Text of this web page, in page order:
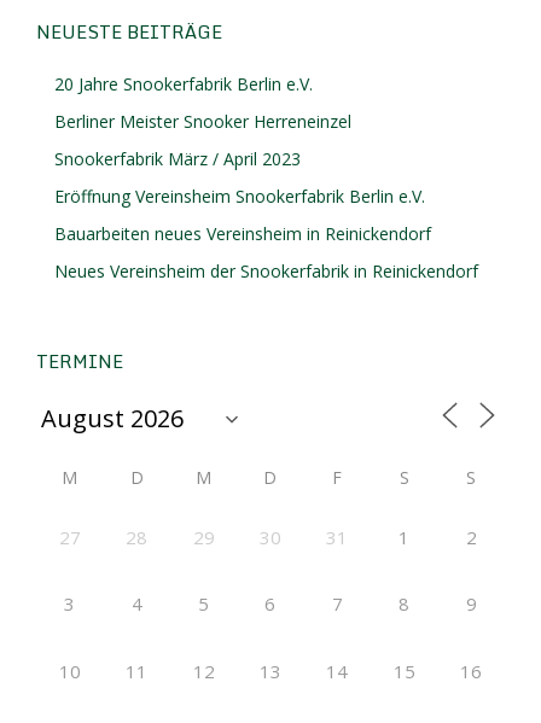
NEUESTE BEITRÄGE
20 Jahre Snookerfabrik Berlin e.V.
Berliner Meister Snooker Herreneinzel
Snookerfabrik März / April 2023
Eröffnung Vereinsheim Snookerfabrik Berlin e.V.
Bauarbeiten neues Vereinsheim in Reinickendorf
Neues Vereinsheim der Snookerfabrik in Reinickendorf
TERMINE
M D M D F S S
27 28 29 30 31 1 2
3 4 5 6 7 8 9
10 11 12 13 14 15 16